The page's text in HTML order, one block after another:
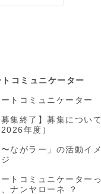
トコミュニケーター
トコミュニケーター
募集終了】募集について
2026年度）
〜ながラー」の活動イメ
トコミュニケーターっ
ナンヤローネ ？